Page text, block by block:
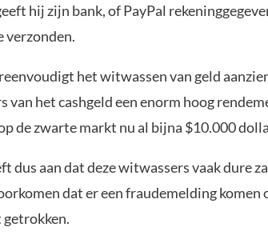
hij zijn bank, of PayPal
verzonden.
het witwassen van geld
van het cashgeld een enorm hoog
de zwarte markt nu al bijna $10.000
dus aan dat deze witwassers vaak dure
dat er een fraudemelding komen